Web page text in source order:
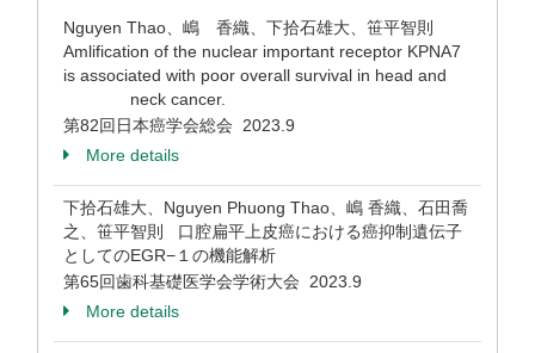
Nguyen Thao、嶋 香織、下拾石雄大、笹平智則
Amlification of the nuclear important receptor KPNA7
is associated with poor overall survival in head and
neck cancer.
第82回日本癌学会総会 2023.9
More details
下拾石雄大、Nguyen Phuong Thao、嶋 香織、石田喬
之、笹平智則 口腔扁平上皮癌における癌抑制遺伝子
としてのEGR−１の機能解析
第65回歯科基礎医学会学術大会 2023.9
More details